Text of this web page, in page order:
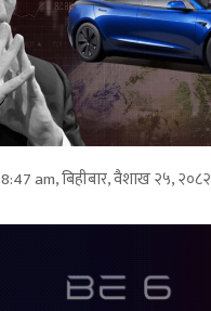
8:47 am, बिहीबार, वैशाख २५, २०८२